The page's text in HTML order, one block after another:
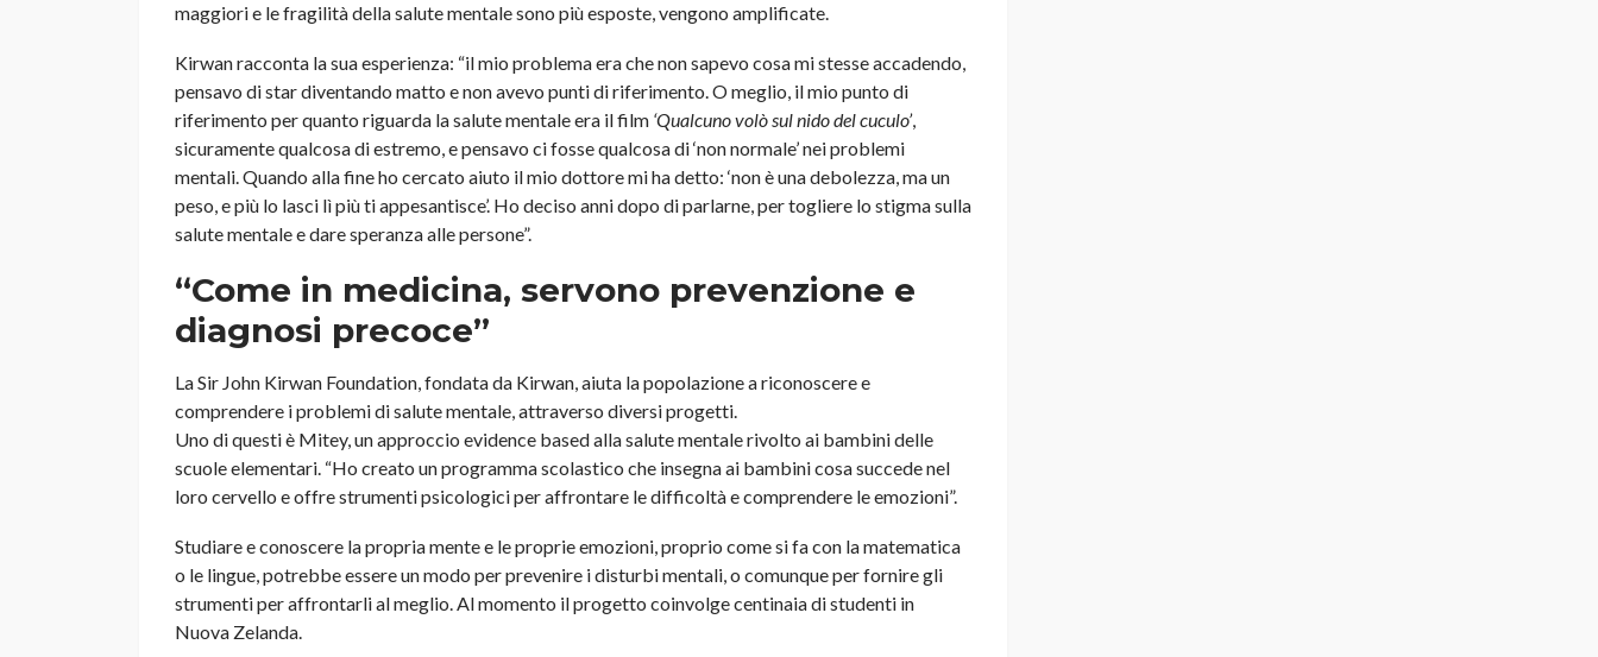
maggiori e le fragilità della salute mentale sono più esposte, vengono amplificate.
Kirwan racconta la sua esperienza: “il mio problema era che non sapevo cosa mi stesse accadendo,
pensavo di star diventando matto e non avevo punti di riferimento. O meglio, il mio punto di
riferimento per quanto riguarda la salute mentale era il film ‘Qualcuno volò sul nido del cuculo’,
sicuramente qualcosa di estremo, e pensavo ci fosse qualcosa di ‘non normale’ nei problemi
mentali. Quando alla fine ho cercato aiuto il mio dottore mi ha detto: ‘non è una debolezza, ma un
peso, e più lo lasci lì più ti appesantisce’. Ho deciso anni dopo di parlarne, per togliere lo stigma sulla
salute mentale e dare speranza alle persone”.
“Come in medicina, servono prevenzione e
diagnosi precoce”
La Sir John Kirwan Foundation, fondata da Kirwan, aiuta la popolazione a riconoscere e
comprendere i problemi di salute mentale, attraverso diversi progetti.
Uno di questi è Mitey, un approccio evidence based alla salute mentale rivolto ai bambini delle
scuole elementari. “Ho creato un programma scolastico che insegna ai bambini cosa succede nel
loro cervello e offre strumenti psicologici per affrontare le difficoltà e comprendere le emozioni”.
Studiare e conoscere la propria mente e le proprie emozioni, proprio come si fa con la matematica
o le lingue, potrebbe essere un modo per prevenire i disturbi mentali, o comunque per fornire gli
strumenti per affrontarli al meglio. Al momento il progetto coinvolge centinaia di studenti in
Nuova Zelanda.